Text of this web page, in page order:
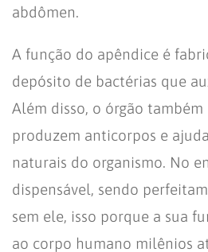
abdômen.
A função do apêndice é
depósito de bactérias que
Além disso, o órgão
produzem anticorpos e
naturais do organismo. No
dispensável, sendo
sem ele, isso porque a sua
ao corpo humano milênios